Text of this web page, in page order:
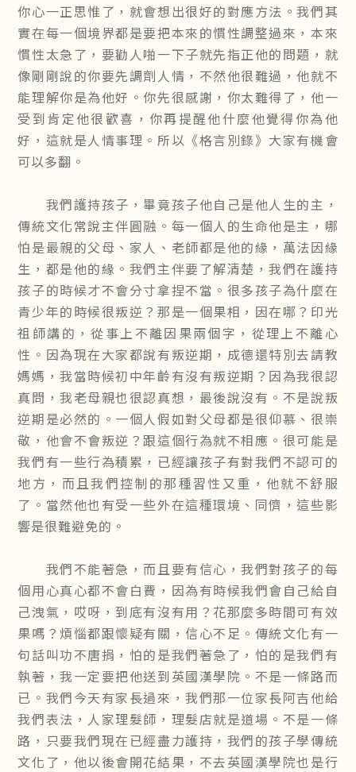
你心一正思惟了，就會想出很好的對應方法。我們其
實在每一個境界都是要把本來的慣性調整過來，本來
慣性太急了，要勸人啪一下子就先指正他的問題，就
像剛剛說的你要先調劑人情，不然他很難過，他就不
能理解你是為他好。你先很感謝，你太難得了，他一
受到肯定他很歡喜，你再提醒他什麼他覺得你為他
好，這就是人情事理。所以《格言別錄》大家有機會
可以多翻。
我們護持孩子，畢竟孩子他自己是他人生的主，
傳統文化常說主伴圓融。每一個人的生命他是主，哪
怕是最親的父母、家人、老師都是他的緣，萬法因緣
生，都是他的緣。我們主伴要了解清楚，我們在護持
孩子的時候才不會分寸拿捏不當。很多孩子為什麼在
青少年的時候很叛逆？那是一個果相，因在哪？印光
祖師講的，從事上不離因果兩個字，從理上不離心
性。因為現在大家都說有叛逆期，成德還特別去請教
媽媽，我當時候初中年齡有沒有叛逆期？因為我很認
真問，我老母親也很認真想，最後說沒有。不是說叛
逆期是必然的。一個人假如對父母都是很仰慕、很崇
敬，他會不會叛逆？跟這個行為就不相應。很可能是
我們有一些行為積累，已經讓孩子有對我們不認可的
地方，而且我們控制的那種習性又重，他就不舒服
了。當然他也有受一些外在這種環境、同儕，這些影
響是很難避免的。
我們不能著急，而且要有信心，我們對孩子的每
個用心真心都不會白費，因為有時候我們會自己給自
己洩氣，哎呀，到底有沒有用？花那麼多時間可有效
果嗎？煩惱都跟懷疑有關，信心不足。傳統文化有一
句話叫功不唐捐，怕的是我們著急了，怕的是我們有
執著，我一定要把他送到英國漢學院。不是一條路而
已。我們今天有家長過來，我們那一位家長阿吉他給
我們表法，人家理髮師，理髮店就是道場。不是一條
路，只要我們現在已經盡力護持，我們的孩子學傳統
文化了，他以後會開花結果，不去英國漢學院也是行